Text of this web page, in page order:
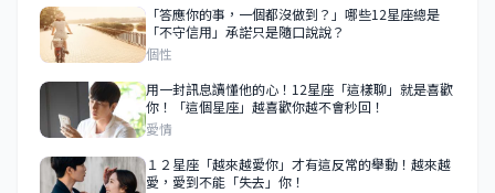
「答應你的事，一個都沒做到？」哪些12星座總是
「不守信用」承諾只是隨口說說？
個性
用一封訊息讀懂他的心！12星座「這樣聊」就是喜歡
你！「這個星座」越喜歡你越不會秒回！
愛情
１２星座「越來越愛你」才有這反常的舉動！越來越
愛，愛到不能「失去」你！